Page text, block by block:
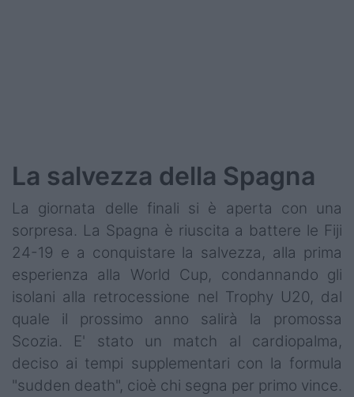
La salvezza della Spagna
La giornata delle finali si è aperta con una
sorpresa. La Spagna è riuscita a battere le Fiji
24-19 e a conquistare la salvezza, alla prima
esperienza alla World Cup, condannando gli
isolani alla retrocessione nel Trophy U20, dal
quale il prossimo anno salirà la promossa
Scozia. E' stato un match al cardiopalma,
deciso ai tempi supplementari con la formula
"sudden death", cioè chi segna per primo vince.